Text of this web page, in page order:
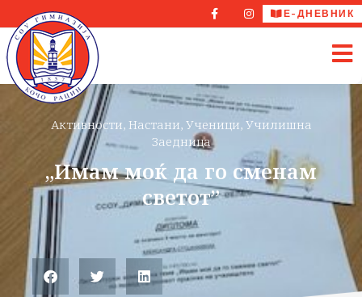
Е-ДНЕВНИК
Активности, Настани, Ученици, Училишна
Заедница
„Имам моќ да го сменам
светот”